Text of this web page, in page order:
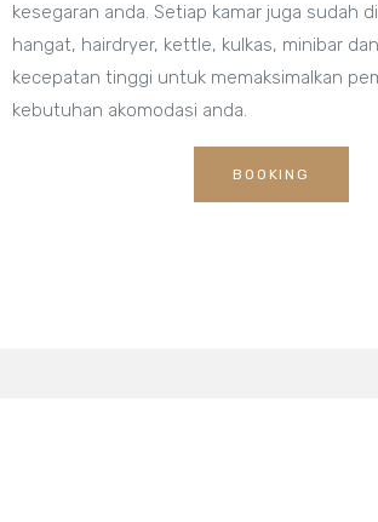
kesegaran anda. Setiap kamar juga sudah
hangat, hairdryer, kettle, kulkas, minibar
kecepatan tinggi untuk memaksimalkan
kebutuhan akomodasi anda.
BOOKING